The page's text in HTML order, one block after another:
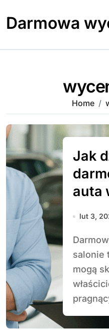
content
Darmowa
Home
Jak
auta
lut 3,
Darmowa wycena auta w
salonie
mogą